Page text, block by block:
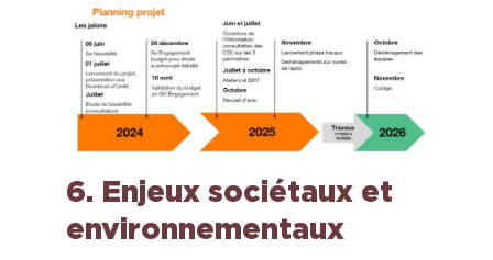
6. Enjeux sociétaux et
environnementaux